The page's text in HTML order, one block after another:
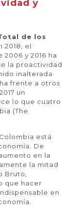
y
de los
2018, el
y 2016 ha
la proactividad
inalterada
frente a otros
un
lo que cuatro
(The
está
De
en la
la mitad
Bruto,
que hacer
en